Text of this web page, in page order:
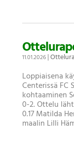
11.01.2026|
Loppiaisena
Centerissä FC
kohtaaminen
0-2. Ottelu
0.17 Matilda
maalin Lilli